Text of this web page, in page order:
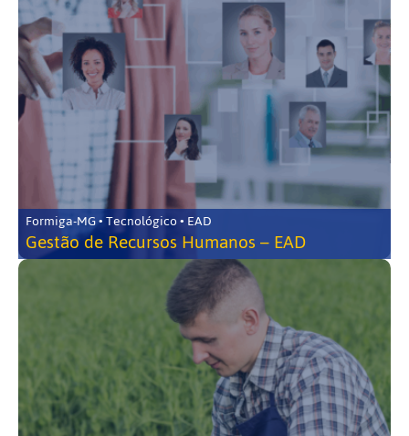
Formiga-MG • Tecnológico • EAD
Gestão de Recursos Humanos – EAD